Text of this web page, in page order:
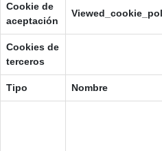
Cookie de
aceptación
Cookies de
terceros
Tipo Nombre